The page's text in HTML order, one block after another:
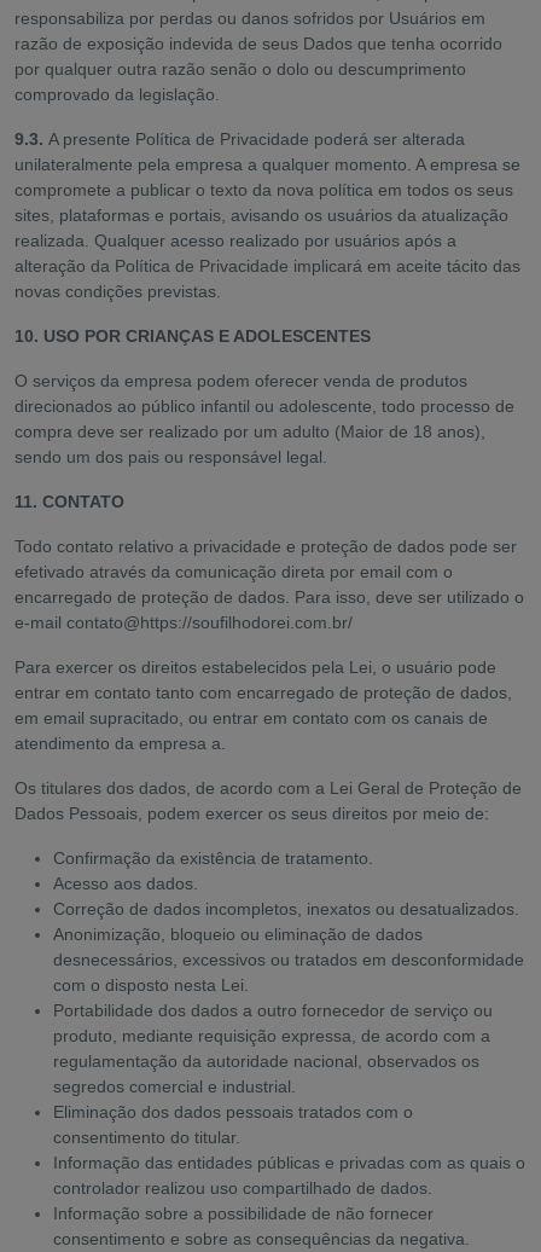
responsabiliza por perdas ou danos sofridos por Usuários em
razão de exposição indevida de seus Dados que tenha ocorrido
por qualquer outra razão senão o dolo ou descumprimento
comprovado da legislação.
9.3. A presente Política de Privacidade poderá ser alterada
unilateralmente pela empresa a qualquer momento. A empresa se
compromete a publicar o texto da nova política em todos os seus
sites, plataformas e portais, avisando os usuários da atualização
realizada. Qualquer acesso realizado por usuários após a
alteração da Política de Privacidade implicará em aceite tácito das
novas condições previstas.
10. USO POR CRIANÇAS E ADOLESCENTES
O serviços da empresa podem oferecer venda de produtos
direcionados ao público infantil ou adolescente, todo processo de
compra deve ser realizado por um adulto (Maior de 18 anos),
sendo um dos pais ou responsável legal.
11. CONTATO
Todo contato relativo a privacidade e proteção de dados pode ser
efetivado através da comunicação direta por email com o
encarregado de proteção de dados. Para isso, deve ser utilizado o
e-mail contato@https://soufilhodorei.com.br/
Para exercer os direitos estabelecidos pela Lei, o usuário pode
entrar em contato tanto com encarregado de proteção de dados,
em email supracitado, ou entrar em contato com os canais de
atendimento da empresa a.
Os titulares dos dados, de acordo com a Lei Geral de Proteção de
Dados Pessoais, podem exercer os seus direitos por meio de:
Confirmação da existência de tratamento.
Acesso aos dados.
Correção de dados incompletos, inexatos ou desatualizados.
Anonimização, bloqueio ou eliminação de dados
desnecessários, excessivos ou tratados em desconformidade
com o disposto nesta Lei.
Portabilidade dos dados a outro fornecedor de serviço ou
produto, mediante requisição expressa, de acordo com a
regulamentação da autoridade nacional, observados os
segredos comercial e industrial.
Eliminação dos dados pessoais tratados com o
consentimento do titular.
Informação das entidades públicas e privadas com as quais o
controlador realizou uso compartilhado de dados.
Informação sobre a possibilidade de não fornecer
consentimento e sobre as consequências da negativa.